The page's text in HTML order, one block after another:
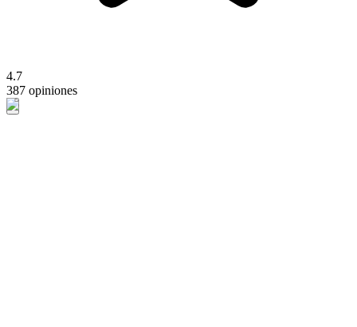
4.7
387 opiniones